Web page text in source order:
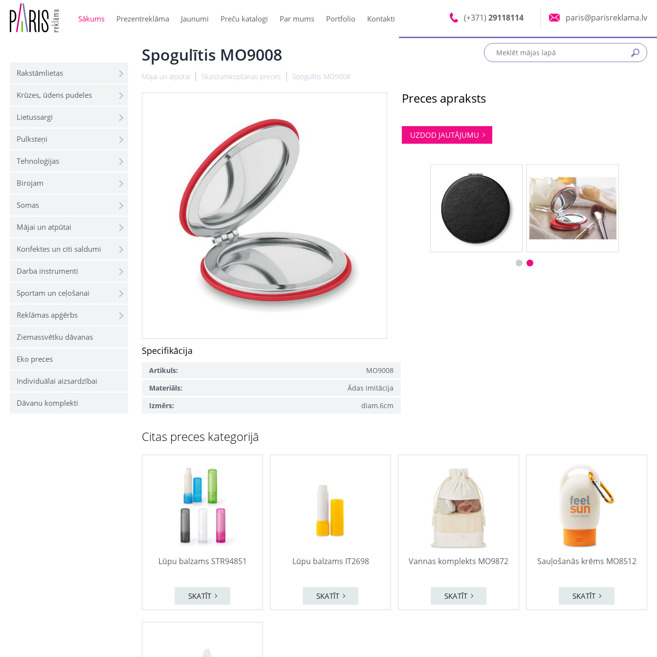
Sākums Prezentreklāma Jaunumi Preču katalogi Par mums Portfolio Kontakti (+371) 29118114 paris@parisreklama.lv
Rakstāmlietas
Krūzes, ūdens pudeles
Lietussargi
Pulksteņi
Tehnoloģijas
Birojam
Somas
Mājai un atpūtai
Konfektes un citi saldumi
Darba instrumenti
Sportam un ceļošanai
Reklāmas apģērbs
Ziemassvētku dāvanas
Eko preces
Individuālai aizsardzībai
Dāvanu komplekti
Spogulītis MO9008
Mājai un atpūtai Skaistumkopšanas preces Spogulītis MO9008
Preces apraksts
UZDOD JAUTĀJUMU
Specifikācija
Artikuls:
MO9008
Materiāls:
Ādas imitācija
Izmērs:
diam.6cm
Citas preces kategorijā
Lūpu balzams STR94851
SKATĪT
Lūpu balzams IT2698
SKATĪT
Vannas komplekts MO9872
SKATĪT
Sauļošanās krēms MO8512
SKATĪT